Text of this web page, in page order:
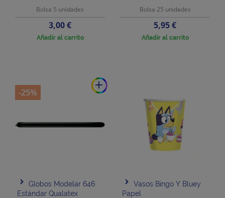
Bolsa 5 unidades
Precio
3,00 €
Añadir al carrito
Bolsa 25 unidades
Precio
5,95 €
Añadir al carrito
add
Globos Modelar 646
Estándar Qualatex
-25%
Vasos Bingo Y Bluey
Papel